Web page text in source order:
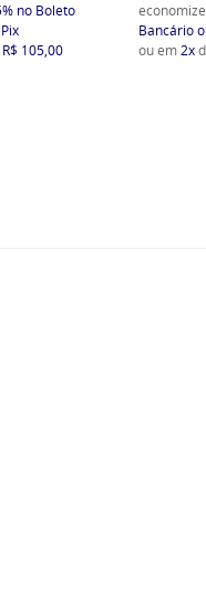
no Boleto
R$ 105,00
economize
Bancário
ou em 2x